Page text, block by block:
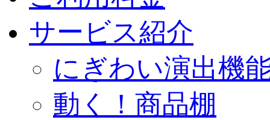
サービス紹介
にぎわい演出機
動く！商品棚